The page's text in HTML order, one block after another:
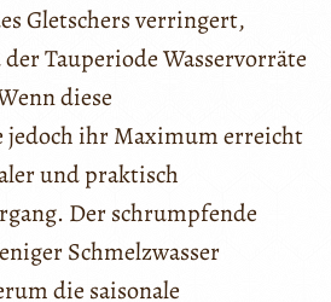
Gletschers verringert,
Tauperiode Wasservorräte
diese
jedoch ihr Maximum erreicht
und praktisch
Der schrumpfende
Schmelzwasser
die saisonale